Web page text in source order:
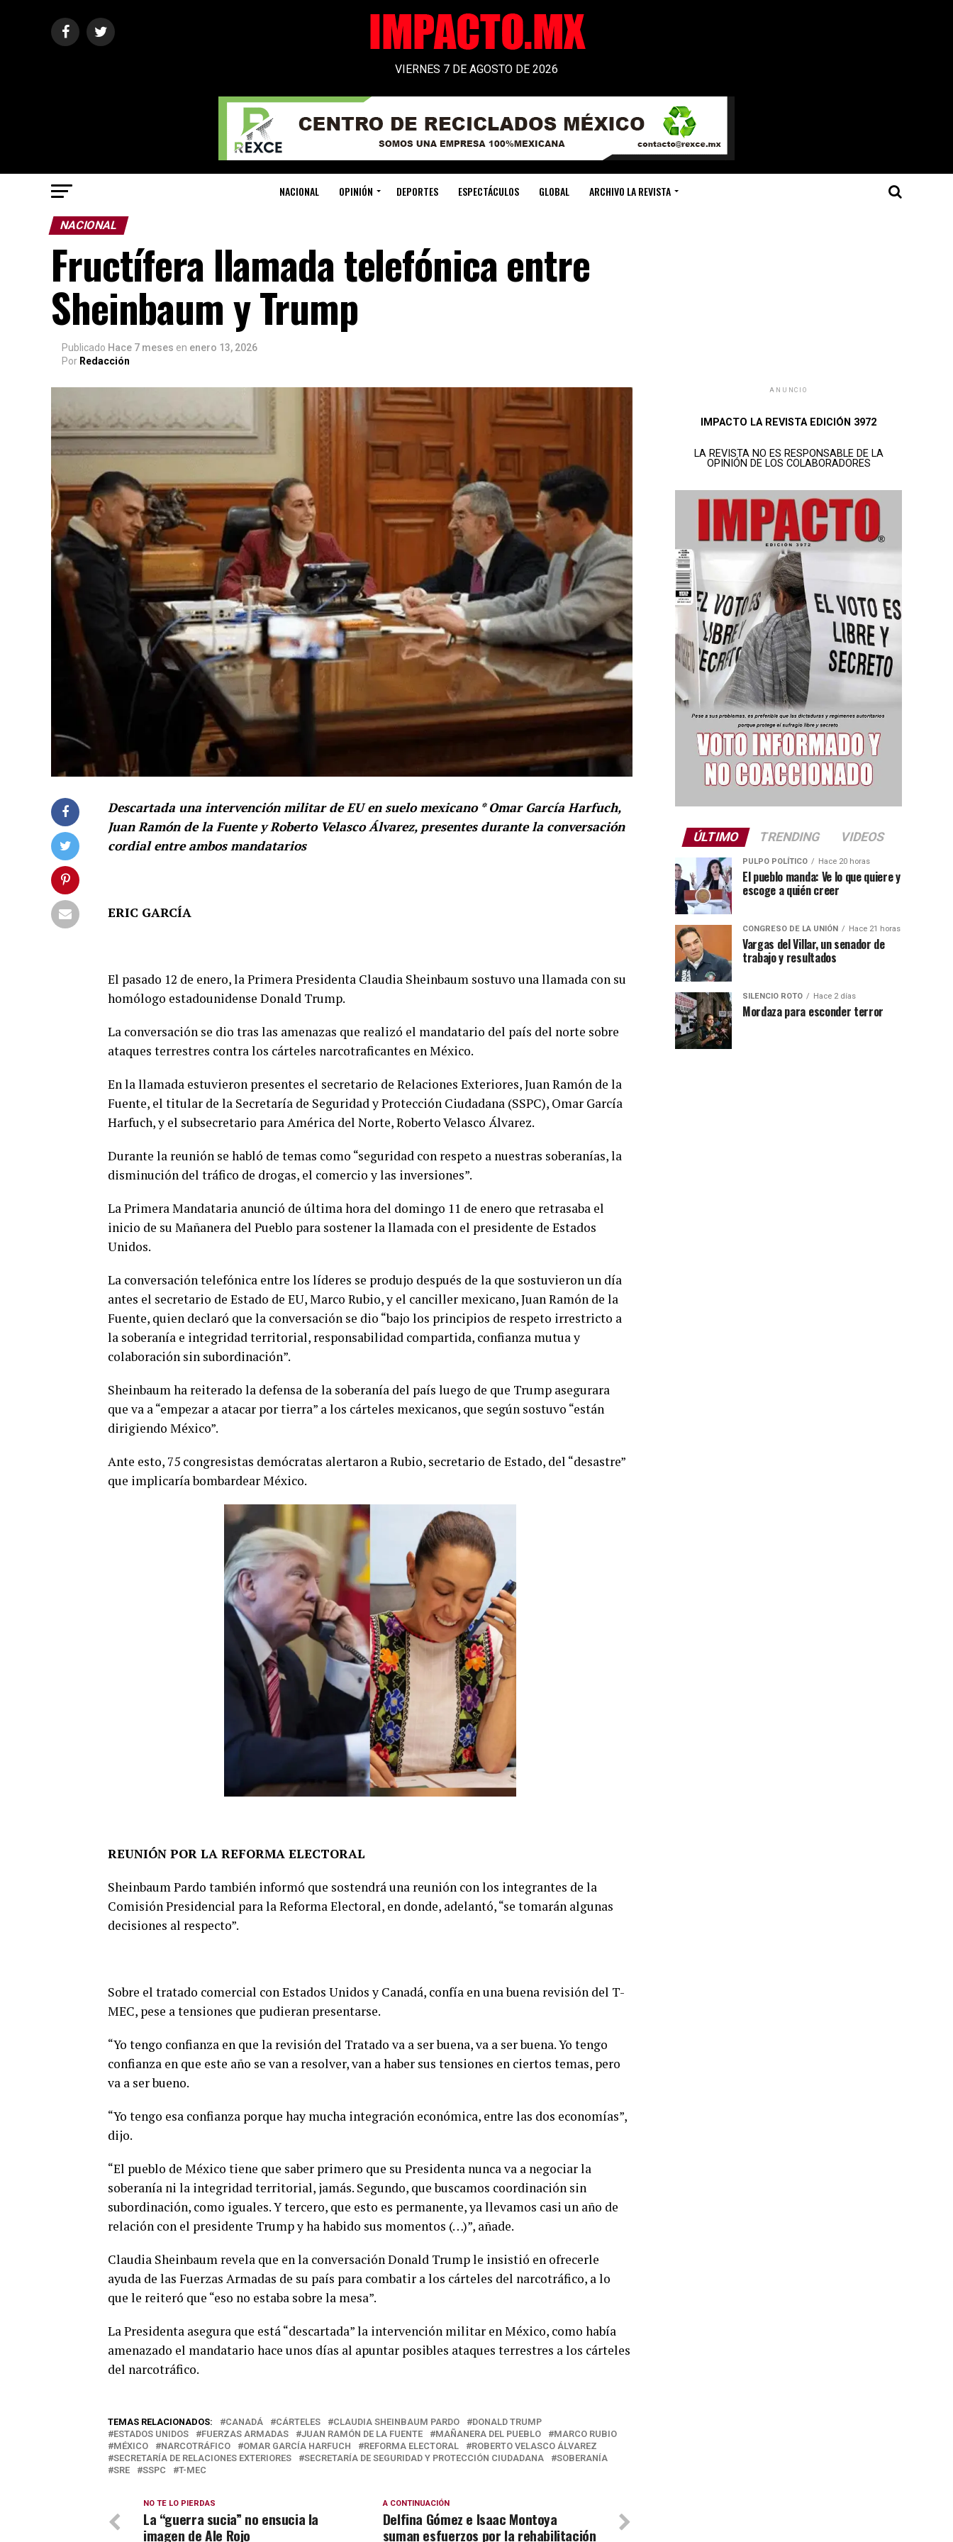
VIERNES 7 DE AGOSTO DE 2026
NACIONAL OPINIÓN DEPORTES ESPECTÁCULOS GLOBAL ARCHIVO LA REVISTA
NACIONAL
Fructífera llamada telefónica entre
Sheinbaum y Trump
Publicado Hace 7 meses en enero 13, 2026
Por Redacción
Descartada una intervención militar de EU en suelo mexicano * Omar García Harfuch,
Juan Ramón de la Fuente y Roberto Velasco Álvarez, presentes durante la conversación
cordial entre ambos mandatarios
ERIC GARCÍA
El pasado 12 de enero, la Primera Presidenta Claudia Sheinbaum sostuvo una llamada con su
homólogo estadounidense Donald Trump.
La conversación se dio tras las amenazas que realizó el mandatario del país del norte sobre
ataques terrestres contra los cárteles narcotraficantes en México.
En la llamada estuvieron presentes el secretario de Relaciones Exteriores, Juan Ramón de la
Fuente, el titular de la Secretaría de Seguridad y Protección Ciudadana (SSPC), Omar García
Harfuch, y el subsecretario para América del Norte, Roberto Velasco Álvarez.
Durante la reunión se habló de temas como “seguridad con respeto a nuestras soberanías, la
disminución del tráfico de drogas, el comercio y las inversiones”.
La Primera Mandataria anunció de última hora del domingo 11 de enero que retrasaba el
inicio de su Mañanera del Pueblo para sostener la llamada con el presidente de Estados
Unidos.
La conversación telefónica entre los líderes se produjo después de la que sostuvieron un día
antes el secretario de Estado de EU, Marco Rubio, y el canciller mexicano, Juan Ramón de la
Fuente, quien declaró que la conversación se dio “bajo los principios de respeto irrestricto a
la soberanía e integridad territorial, responsabilidad compartida, confianza mutua y
colaboración sin subordinación”.
Sheinbaum ha reiterado la defensa de la soberanía del país luego de que Trump asegurara
que va a “empezar a atacar por tierra” a los cárteles mexicanos, que según sostuvo “están
dirigiendo México”.
Ante esto, 75 congresistas demócratas alertaron a Rubio, secretario de Estado, del “desastre”
que implicaría bombardear México.
REUNIÓN POR LA REFORMA ELECTORAL
Sheinbaum Pardo también informó que sostendrá una reunión con los integrantes de la
Comisión Presidencial para la Reforma Electoral, en donde, adelantó, “se tomarán algunas
decisiones al respecto”.
Sobre el tratado comercial con Estados Unidos y Canadá, confía en una buena revisión del T-
MEC, pese a tensiones que pudieran presentarse.
“Yo tengo confianza en que la revisión del Tratado va a ser buena, va a ser buena. Yo tengo
confianza en que este año se van a resolver, van a haber sus tensiones en ciertos temas, pero
va a ser bueno.
“Yo tengo esa confianza porque hay mucha integración económica, entre las dos economías”,
dijo.
“El pueblo de México tiene que saber primero que su Presidenta nunca va a negociar la
soberanía ni la integridad territorial, jamás. Segundo, que buscamos coordinación sin
subordinación, como iguales. Y tercero, que esto es permanente, ya llevamos casi un año de
relación con el presidente Trump y ha habido sus momentos (…)”, añade.
Claudia Sheinbaum revela que en la conversación Donald Trump le insistió en ofrecerle
ayuda de las Fuerzas Armadas de su país para combatir a los cárteles del narcotráfico, a lo
que le reiteró que “eso no estaba sobre la mesa”.
La Presidenta asegura que está “descartada” la intervención militar en México, como había
amenazado el mandatario hace unos días al apuntar posibles ataques terrestres a los cárteles
del narcotráfico.
TEMAS RELACIONADOS: CANADÁ CÁRTELES CLAUDIA SHEINBAUM PARDO
DONALD TRUMP
ESTADOS UNIDOS
FUERZAS ARMADAS JUAN RAMÓN DE LA FUENTE MAÑANERA DEL PUEBLO
MARCO RUBIO
MÉXICO
NARCOTRÁFICO OMAR GARCÍA HARFUCH REFORMA ELECTORAL
ROBERTO VELASCO ÁLVAREZ
SECRETARÍA DE RELACIONES EXTERIORES
SECRETARÍA DE SEGURIDAD Y PROTECCIÓN CIUDADANA
SOBERANÍA
SRE
SSPC T-MEC
A CONTINUACIÓN
Delfina Gómez e Isaac Montoya
suman esfuerzos por la rehabilitación
NO TE LO PIERDAS
La “guerra sucia” no ensucia la
imagen de Ale Rojo
ANUNCIO
IMPACTO LA REVISTA EDICIÓN 3972
LA REVISTA NO ES RESPONSABLE DE LA
OPINIÓN DE LOS COLABORADORES
ÚLTIMO TRENDING VIDEOS
PULPO POLÍTICO Hace 20 horas
El pueblo manda: Ve lo que quiere y
escoge a quién creer
CONGRESO DE LA UNIÓN Hace 21 horas
Vargas del Villar, un senador de
trabajo y resultados
SILENCIO ROTO Hace 2 días
Mordaza para esconder terror